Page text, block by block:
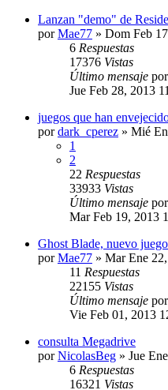
Lanzan "demo" de
porMae77 » Dom Feb
6 Respuestas
17376 Vistas
Último mensaje por
Jue Feb 28, 2013
juegos que han
pordark_cperez » Mié
1
2
22 Respuestas
33933 Vistas
Último mensaje por
Mar Feb 19, 2013
Ghost Blade, nuevo
porMae77 » Mar Ene
11 Respuestas
22155 Vistas
Último mensaje por
Vie Feb 01, 2013
consulta Megadrive
porNicolasBeg » Jue
6 Respuestas
16321 Vistas